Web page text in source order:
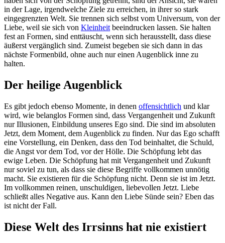
in der Lage, irgendwelche Ziele zu erreichen, in ihrer so stark
eingegrenzten Welt. Sie trennen sich selbst vom Universum, von der
Liebe, weil sie sich von Kleinheit beeindrucken lassen. Sie halten
fest an Formen, sind enttäuscht, wenn sich herausstellt, dass diese
äußerst vergänglich sind. Zumeist begeben sie sich dann in das
nächste Formenbild, ohne auch nur einen Augenblick inne zu
halten.
Der heilige Augenblick
Es gibt jedoch ebenso Momente, in denen offensichtlich und klar
wird, wie belanglos Formen sind, dass Vergangenheit und Zukunft
nur Illusionen, Einbildung unseres Ego sind. Die sind im absoluten
Jetzt, dem Moment, dem Augenblick zu finden. Nur das Ego schafft
eine Vorstellung, ein Denken, dass den Tod beinhaltet, die Schuld,
die Angst vor dem Tod, vor der Hölle. Die Schöpfung lebt das
ewige Leben. Die Schöpfung hat mit Vergangenheit und Zukunft
nur soviel zu tun, als dass sie diese Begriffe vollkommen unnötig
macht. Sie existieren für die Schöpfung nicht. Denn sie ist im Jetzt.
Im vollkommen reinen, unschuldigen, liebevollen Jetzt. Liebe
schließt alles Negative aus. Kann den Liebe Sünde sein? Eben das
ist nicht der Fall.
Diese Welt des Irrsinns hat nie existiert